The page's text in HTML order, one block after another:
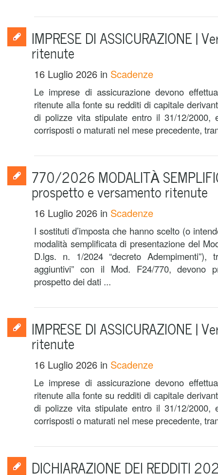
IMPRESE DI ASSICURAZIONE |
ritenute
16 Luglio 2026 in Scadenze
Le imprese di assicurazione devono
ritenute alla fonte su redditi di capitale
di polizze vita stipulate entro il 31/12/2000,
corrisposti o maturati nel mese precedente,
770/2026 MODALITÀ
prospetto e versamento ritenute
16 Luglio 2026 in Scadenze
I sostituti d’imposta che hanno scelto (o
modalità semplificata di presentazione del
D.lgs. n. 1/2024 “decreto Adempimenti”),
aggiuntivi” con il Mod. F24/770, devono
prospetto dei dati ...
IMPRESE DI ASSICURAZIONE |
ritenute
16 Luglio 2026 in Scadenze
Le imprese di assicurazione devono
ritenute alla fonte su redditi di capitale
di polizze vita stipulate entro il 31/12/2000,
corrisposti o maturati nel mese precedente,
DICHIARAZIONE DEI REDDITI